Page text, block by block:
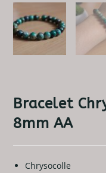
Bracelet
8mm AA
Chrysocolle